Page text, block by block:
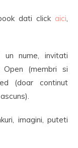
dati click aici,
nume, invitati
(membri si
(doar continut
imagini, puteti